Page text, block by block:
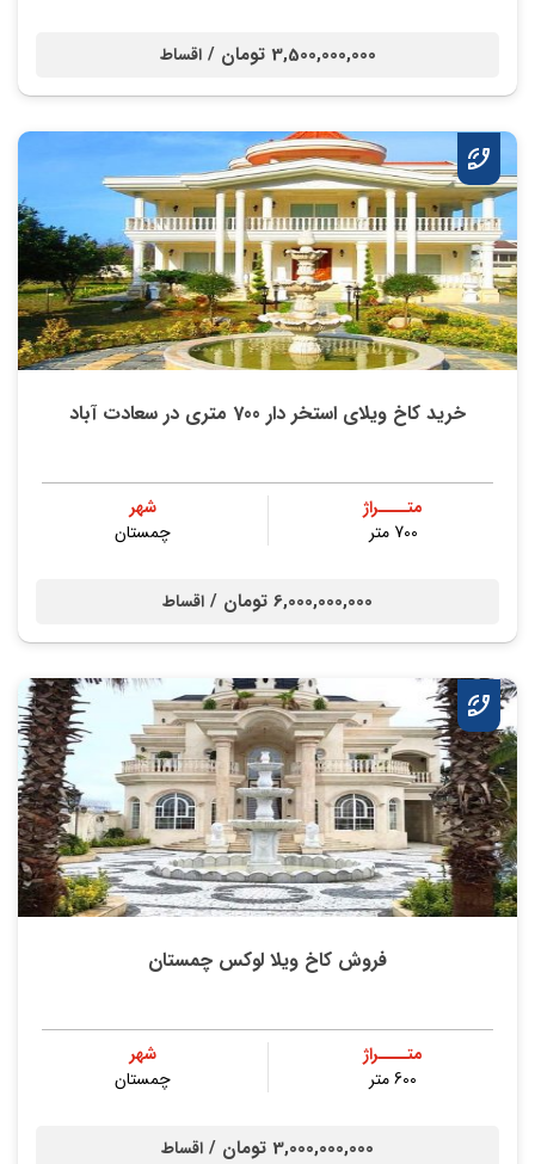
3,500,000,000 تومان / اقساط
خرید کاخ ویلای استخر دار 700 متری در سعادت آباد
متــــراژ
700 متر
شهر
چمستان
6,000,000,000 تومان / اقساط
فروش کاخ ویلا لوکس چمستان
متــــراژ
600 متر
شهر
چمستان
3,000,000,000 تومان / اقساط